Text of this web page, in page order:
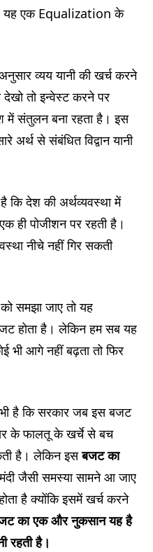
यह एक Equalization के
व्यय यानी की खर्च करने
तो इन्वेस्ट करने पर
में संतुलन बना रहता है। इस
से संबंधित विद्वान यानी
कि देश की अर्थव्यवस्था में
ही पोजीशन पर रहती है।
नीचे नहीं गिर सकती
समझा जाए तो यह
होता है। लेकिन हम सब यह
भी आगे नहीं बढ़ता तो फिर
है कि सरकार जब इस बजट
के फालतू के खर्चे से बच
है। लेकिन इसबजट का
जैसी समस्या सामने आ जाए
है क्योंकि इसमें खर्च करने
का एक और नुकसान यह है
रहती है।